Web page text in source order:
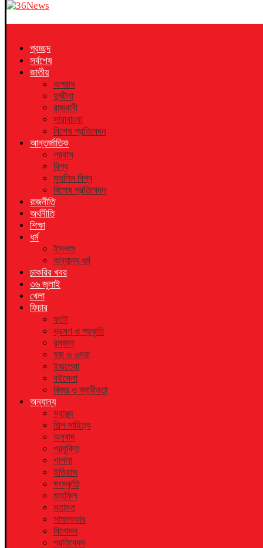
প্রচ্ছদ
সর্বশেষ
জাতীয়
অপরাধ
দুর্ঘটনা
রাজধানী
সারাবাংলা
বিশেষ প্রতিবেদন
আন্তর্জাতিক
প্রবাস
বিশ্ব
মুসলিম বিশ্ব
বিশেষ প্রতিবেদন
রাজনীতি
অর্থনীতি
শিক্ষা
ধর্ম
ইসলাম
অন্যান্য ধর্ম
চাকরির খবর
৩৬ জুলাই
খেলা
ফিচার
ফটো
ভ্রমণ ও প্রকৃতি
রমজান
হজ ও ওমরা
ইজতেমা
বইমেলা
বিজয় ও স্বাধীনতা
অন্যান্য
স্বাস্থ্য
শিল্প সাহিত্য
অনুবাদ
প্রযুক্তি
শাপলা
ইতিহাস
সংস্কৃতি
মাহফিল
মতামত
সাক্ষাতকার
বিনোদন
প্রতিবেদন